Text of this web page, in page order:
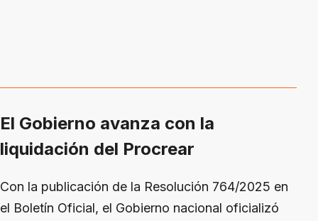
El Gobierno avanza con la
liquidación del Procrear
Con la publicación de la Resolución 764/2025 en
el Boletín Oficial, el Gobierno nacional oficializó